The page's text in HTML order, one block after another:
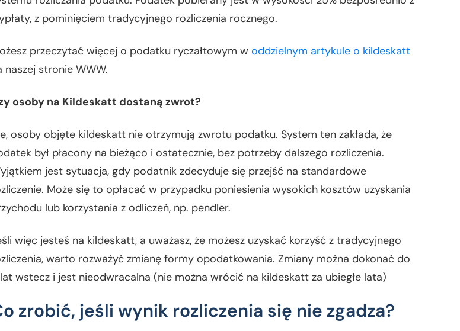
z pominięciem tradycyjnego rozliczenia rocznego.
przeczytać więcej o podatku ryczałtowym w oddzielnym artykule o kildeskatt
naszej stronie WWW.
osoby na Kildeskatt dostaną zwrot?
osoby objęte kildeskatt nie otrzymują zwrotu podatku. System ten zakłada, że
był płacony na bieżąco i ostatecznie, bez potrzeby dalszego rozliczenia.
jest sytuacja, gdy podatnik zdecyduje się przejść na standardowe
Może się to opłacać w przypadku poniesienia wysokich kosztów uzyskania
lub korzystania z odliczeń, np. pendler.
więc jesteś na kildeskatt, a uważasz, że możesz uzyskać korzyść z tradycyjnego
warto rozważyć zmianę formy opodatkowania. Zmiany można dokonać do
wstecz i jest nieodwracalna (nie można wrócić na kildeskatt za ubiegłe lata)
zrobić, jeśli wynik rozliczenia się nie zgadza?